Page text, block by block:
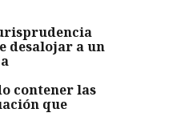
desalojar a un
contener las
que